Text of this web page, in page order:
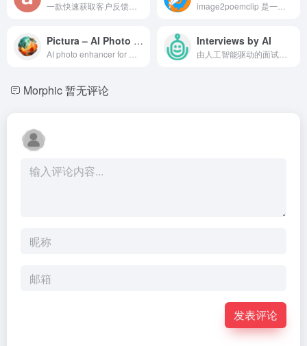
Pictura – AI Photo Enhancer Interviews by AI
Morphic暂无评论
发表评论